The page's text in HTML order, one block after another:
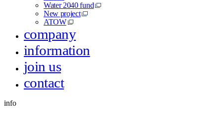
Water 2040 fund
New project
ATOW
company
information
join us
contact
info